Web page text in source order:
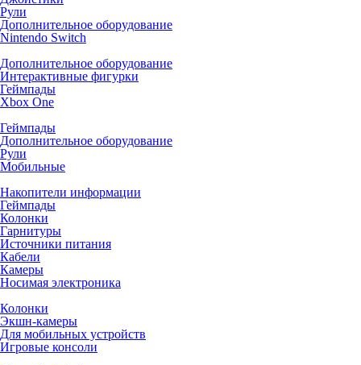
Рули
Дополнительное оборудование
Nintendo Switch
Дополнительное оборудование
Интерактивные фигурки
Геймпады
Xbox One
Геймпады
Дополнительное оборудование
Рули
Мобильные
Накопители информации
Геймпады
Колонки
Гарнитуры
Источники питания
Кабели
Камеры
Носимая электроника
Колонки
Экшн-камеры
Для мобильных устройств
Игровые консоли